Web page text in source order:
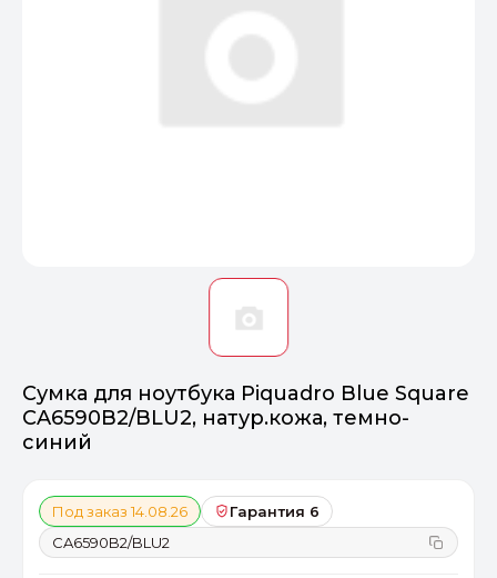
Сумка для ноутбука Piquadro Blue Square
CA6590B2/BLU2, натур.кожа, темно-
синий
Под заказ 14.08.26
Гарантия 6
CA6590B2/BLU2